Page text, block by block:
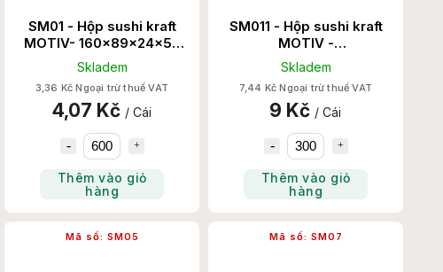
SM01 - Hộp sushi kraft
MOTIV- 160x89x24x50
600 Set/Thùng
Skladem
3,36 Kč Ngoại trừ thuế VAT
4,07 Kč / Cái
Thêm vào giỏ
hàng
SM011 - Hộp sushi kraft
MOTIV -
254x180x24x50 300
Set/Thùng
Skladem
7,44 Kč Ngoại trừ thuế VAT
9 Kč / Cái
Thêm vào giỏ
hàng
Mã số: SM05 Mã số: SM07